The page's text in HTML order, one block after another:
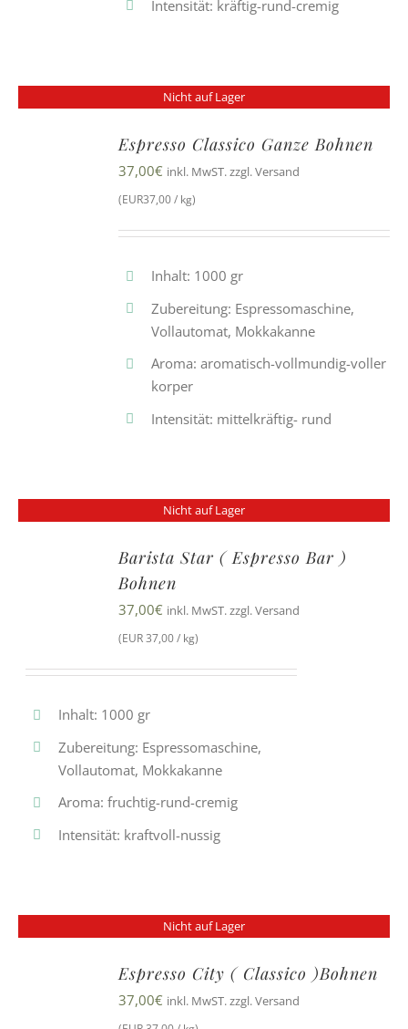
Intensität: kräftig-rund-cremig
Nicht auf Lager
Espresso Classico Ganze Bohnen
37,00€ inkl. MwST. zzgl. Versand
(EUR37,00 / kg)
Inhalt: 1000 gr
Zubereitung: Espressomaschine,
Vollautomat, Mokkakanne
Aroma: aromatisch-vollmundig-voller
korper
Intensität: mittelkräftig- rund
Nicht auf Lager
Barista Star ( Espresso Bar )
Bohnen
37,00€ inkl. MwST. zzgl. Versand
(EUR 37,00 / kg)
Inhalt: 1000 gr
Zubereitung: Espressomaschine,
Vollautomat, Mokkakanne
Aroma: fruchtig-rund-cremig
Intensität: kraftvoll-nussig
Nicht auf Lager
Espresso City ( Classico )Bohnen
37,00€ inkl. MwST. zzgl. Versand